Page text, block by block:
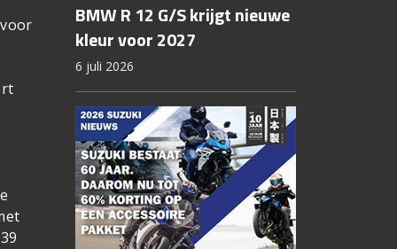
BMW R 12 G/S krijgt nieuwe
kleur voor 2027
6 juli 2026